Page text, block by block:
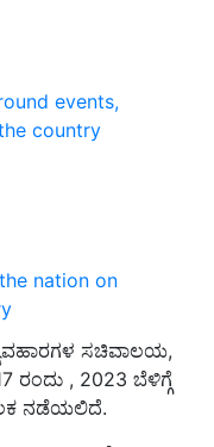
events,
country
nation on
ಸಚಿವಾಲಯ,
, 2023 ಬೆಳಿಗ್ಗೆ
ನಡೆಯಲಿದೆ.